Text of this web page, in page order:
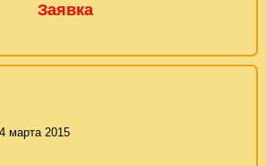
Заявка
марта 2015